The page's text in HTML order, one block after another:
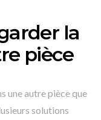
la
pièce
une autre pièce que
solutions